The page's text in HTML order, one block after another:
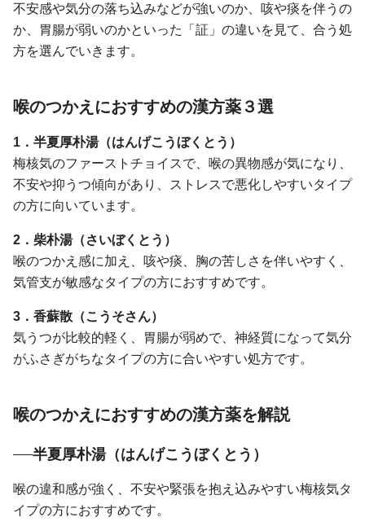
不安感や気分の落ち込みなどが強いのか、咳や痰を伴うの
か、胃腸が弱いのかといった「証」の違いを見て、合う処
方を選んでいきます。
喉のつかえにおすすめの漢方薬３選
1．半夏厚朴湯（はんげこうぼくとう）
梅核気のファーストチョイスで、喉の異物感が気になり、
不安や抑うつ傾向があり、ストレスで悪化しやすいタイプ
の方に向いています。
2．柴朴湯（さいぼくとう）
喉のつかえ感に加え、咳や痰、胸の苦しさを伴いやすく、
気管支が敏感なタイプの方におすすめです。
3．香蘇散（こうそさん）
気うつが比較的軽く、胃腸が弱めで、神経質になって気分
がふさぎがちなタイプの方に合いやすい処方です。
喉のつかえにおすすめの漢方薬を解説
半夏厚朴湯（はんげこうぼくとう）
喉の違和感が強く、不安や緊張を抱え込みやすい梅核気タ
イプの方におすすめです。